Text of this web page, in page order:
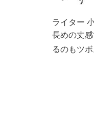
ライター
長めの丈
るのもツボ